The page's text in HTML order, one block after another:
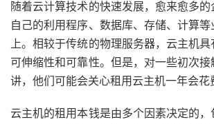
随着云计算技术的快速发展，愈来愈多
自己的利用程序、数据库、存储、计算
上。相较于传统的物理服务器，云主机具
可伸缩性和可靠性。但是，对一些初次
讲，他们可能会关心租用云主机一年会花
云主机的租用本钱是由多个因素决定的